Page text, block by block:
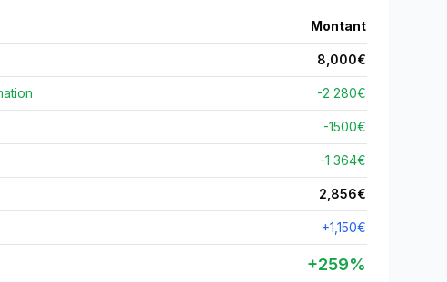
Montant
8,000€
-2 280€
-1500€
-1 364€
2,856€
+1,150€
+259%